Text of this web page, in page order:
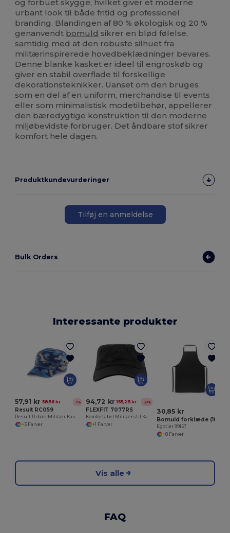
og forbuet skygge, hvilket giver et moderne
urbant look til både fritid og professionel
branding. Blandingen af 80 % økologisk og 20 %
genanvendt bomuld sikrer en blød følelse,
samtidig med at den robuste silhuet fra
militærinspirerede hovedbeklædninger bevares.
Denne blanke kasket er ideel til engroskøb og
giver en stabil overflade til forskellige
dekorationsteknikker. Uanset om den bruges
som en del af en uniform, merchandise til events
eller som minimalistisk modetilbehør, appellerer
den bæredygtige konstruktion til den moderne
miljøbevidste forbruger. Det åndbare stof sikrer
komfort hele dagen.
Produktkundevurderinger
Tilføj en anmeldelse
Bulk Orders
Interessante produkter
57,91 kr 58,56 kr -1%
Result RC059
Result Urban Militær Kasket i Camouflage
+3 Farver
94,72 kr 155,25 kr -39%
FLEXFIT 7077RS
Komfortabel Militærstil Kasket med Elastikbånd
+1 Farver
30,85 kr
Egotier 99157
+8 Farver
Vis alle
FAQ